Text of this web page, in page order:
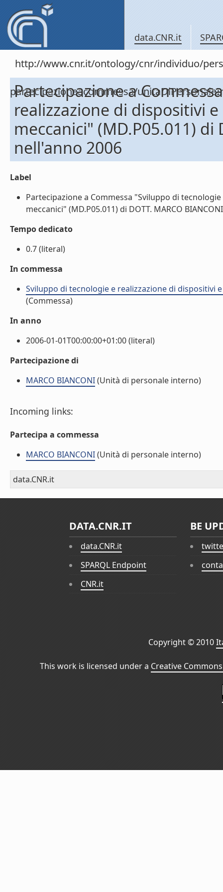
data.CNR.it
http://www.cnr.it/ontology/cnr/individuo/
partecipazioneacommessa/
Partecipazione a
realizzazione di dispositivi
meccanici" (MD.P05.011) di
nell'anno 2006
Label
Partecipazione a Commessa "Sviluppo di
meccanici" (MD.P05.011) di DOTT. MARCO
Tempo dedicato
0.7 (literal)
In commessa
Sviluppo di tecnologie e realizzazione di dispositivi
(Commessa)
In anno
2006-01-01T00:00:00+01:00 (literal)
Partecipazione di
MARCO BIANCONI(Unità di personale interno)
Incoming links:
Partecipa a commessa
MARCO BIANCONI(Unità di personale interno)
data.CNR.it
DATA.CNR.IT
data.CNR.it
SPARQL Endpoint
CNR.it
BE
Copyright © 2010
This work is licensed under a Creative